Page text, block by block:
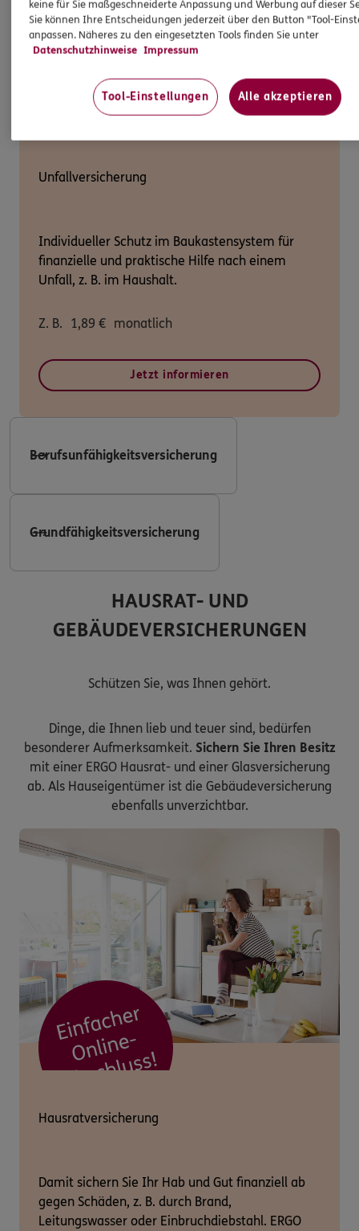
Unfallversicherung
Individueller Schutz im Baukastensystem für
finanzielle und praktische Hilfe nach einem
Unfall, z. B. im Haushalt.
Z. B. 1,89 € monatlich
Jetzt informieren
Berufsunfähigkeitsversicherung
Grundfähigkeitsversicherung
HAUSRAT- UND
GEBÄUDEVERSICHERUNGEN
Schützen Sie, was Ihnen gehört.
Dinge, die Ihnen lieb und teuer sind, bedürfen
besonderer Aufmerksamkeit. Sichern Sie Ihren Besitz
mit einer ERGO Hausrat- und einer Glasversicherung
ab. Als Hauseigentümer ist die Gebäudeversicherung
ebenfalls unverzichtbar.
Hausratversicherung
Damit sichern Sie Ihr Hab und Gut finanziell ab
gegen Schäden, z. B. durch Brand,
Leitungswasser oder Einbruchdiebstahl. ERGO
keine für Sie maßgeschneiderte Anpassung und Werbung auf dieser
Sie können Ihre Entscheidungen jederzeit über den Button "Tool-
anpassen. Näheres zu den eingesetzten Tools finden Sie unter
Datenschutzhinweise Impressum
Tool-Einstellungen Alle akzeptieren